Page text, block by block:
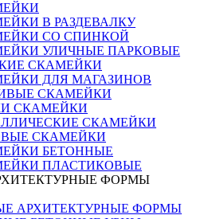
В РАЗДЕВАЛКУ
СО СПИНКОЙ
УЛИЧНЫЕ ПАРКОВЫЕ
СКАМЕЙКИ
ДЛЯ МАГАЗИНОВ
СКАМЕЙКИ
СКАМЕЙКИ
СКАМЕЙКИ
СКАМЕЙКИ
БЕТОННЫЕ
ПЛАСТИКОВЫЕ
ФОРМЫ
АРХИТЕКТУРНЫЕ ФОРМЫ